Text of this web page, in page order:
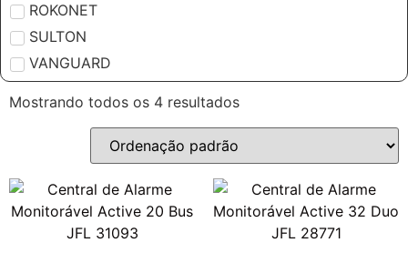
ROKONET
SULTON
VANGUARD
Mostrando todos os 4 resultados